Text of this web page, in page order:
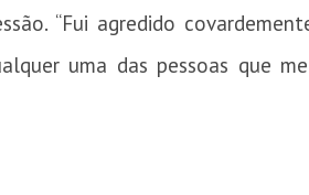
“Fui agredido
uma das pessoas que